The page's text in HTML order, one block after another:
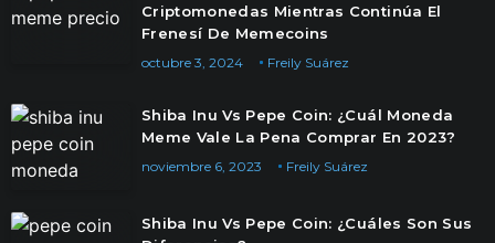
Criptomonedas Mientras Continúa El
Frenesí De Memecoins
Freily Suárez
octubre 3, 2024
Shiba Inu Vs Pepe Coin: ¿Cuál Moneda
Meme Vale La Pena Comprar En 2023?
Freily Suárez
noviembre 6, 2023
Shiba Inu Vs Pepe Coin: ¿Cuáles Son Sus